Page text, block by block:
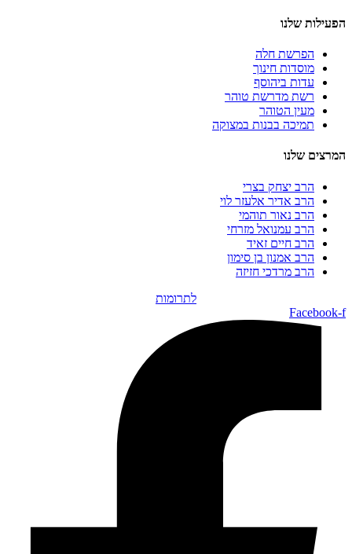
הפעילות שלנו
הפרשת חלה
מוסדות חינוך
עדות ביהוסף
רשת מדרשת טוהר
מעין הטוהר
תמיכה בבנות במצוקה
המרצים שלנו
הרב יצחק בצרי
הרב אדיר אלעזר לוי
הרב נאור תוהמי
הרב עמנואל מזרחי
הרב חיים זאיד
הרב אמנון בן סימון
הרב מרדכי חזיזה
לתרומות
Facebook-f